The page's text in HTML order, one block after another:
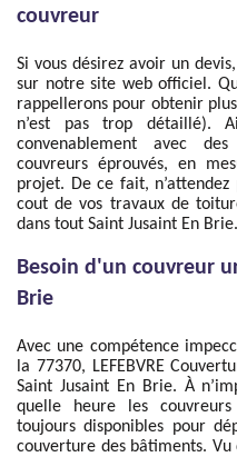
couvreur
Si vous désirez avoir un
sur notre site web officiel.
rappellerons pour obtenir
n’est pas trop détaillé).
convenablement avec
couvreurs éprouvés, en
projet. De ce fait,
cout de vos travaux de
dans tout Saint Jusaint En Brie.
Besoin d'un couvreur
Brie
Avec une compétence
la 77370, LEFEBVRE
Saint Jusaint En Brie. À
quelle heure les couvreurs
toujours disponibles pour
couverture des bâtiments. Vu